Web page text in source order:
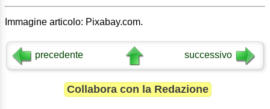
Immagine articolo: Pixabay.com.
precedente successivo
Collabora con la Redazione